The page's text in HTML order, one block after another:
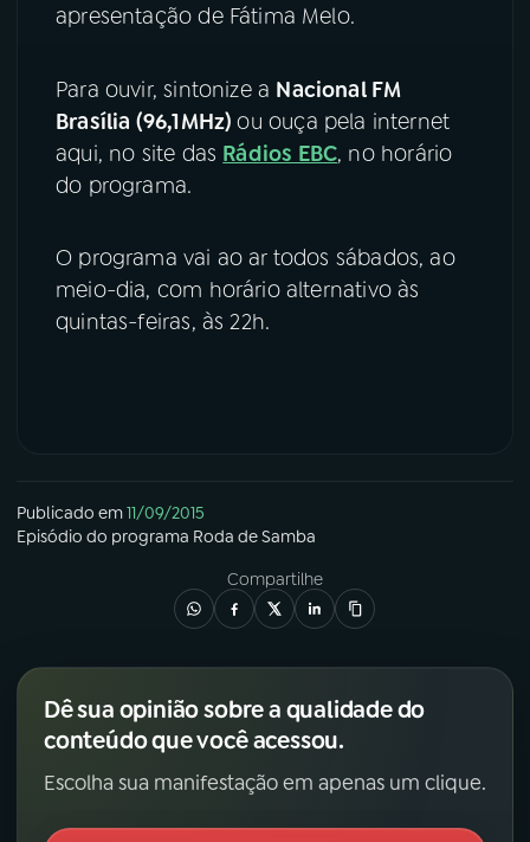
apresentação de Fátima Melo.
Para ouvir, sintonize a Nacional FM
Brasília (96,1MHz)ou ouça pela internet
aqui, no site das Rádios EBC, no horário
do programa.
O programa vai ao ar todos sábados, ao
meio-dia, com horário alternativo às
quintas-feiras, às 22h.
Publicado em11/09/2015
Episódio do programa Roda de Samba
Compartilhe
Dê sua opinião sobre a qualidade do
conteúdo que você acessou.
Escolha sua manifestação em apenas um clique.